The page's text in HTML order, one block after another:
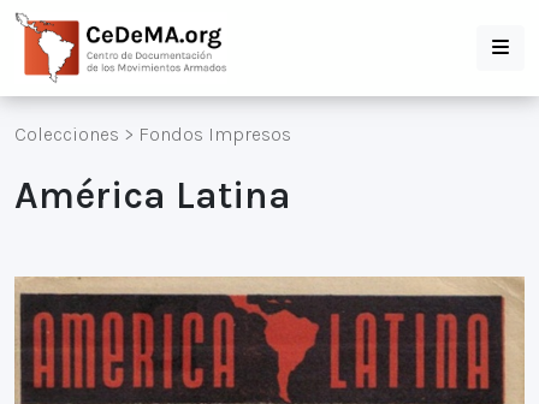
Colecciones > Fondos Impresos
América Latina